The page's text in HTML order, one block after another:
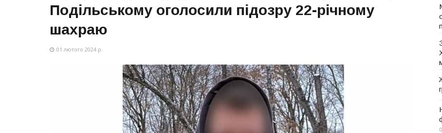
Подільському оголосили підозру 22-річному
шахраю
01 лютого 2024 р.